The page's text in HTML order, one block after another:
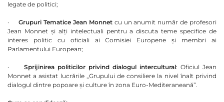
legate de politici;
·Grupuri Tematice Jean Monnet cu un anumit număr de profesori
Jean Monnet și alți intelectuali pentru a discuta teme specifice de
interes politic cu oficiali ai Comisiei Europene și membri ai
Parlamentului European;
· Sprijinirea politicilor privind dialogul intercultural: Oficiul Jean
Monnet a asistat lucrările „Grupului de consiliere la nivel înalt privind
dialogul dintre popoare și culture în zona Euro-Mediteraneană”.